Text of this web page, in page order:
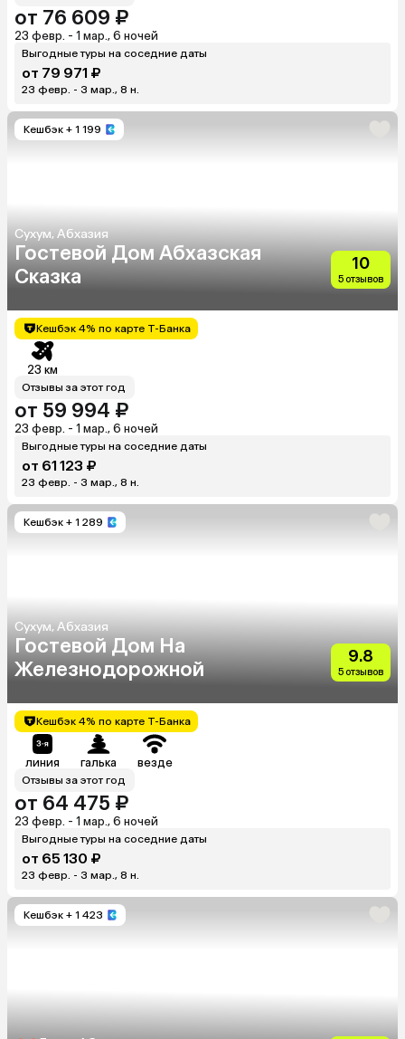
от 76 609 ₽
23 февр. - 1 мар., 6 ночей
Выгодные туры на соседние даты
от 79 971 ₽
23 февр. - 3 мар., 8 н.
Кешбэк + 1 199
Сухум, Абхазия
Гостевой Дом Абхазская
Сказка
10
5 отзывов
Кешбэк 4% по карте Т-Банка
23 км
Отзывы за этот год
от 59 994 ₽
23 февр. - 1 мар., 6 ночей
Выгодные туры на соседние даты
от 61 123 ₽
23 февр. - 3 мар., 8 н.
Кешбэк + 1 289
Сухум, Абхазия
Гостевой Дом На
Железнодорожной
9.8
5 отзывов
Кешбэк 4% по карте Т-Банка
линия галька везде
Отзывы за этот год
от 64 475 ₽
23 февр. - 1 мар., 6 ночей
Выгодные туры на соседние даты
от 65 130 ₽
23 февр. - 3 мар., 8 н.
Кешбэк + 1 423